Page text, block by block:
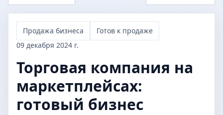
Продажа бизнеса
Готов к продаже
09 декабря 2024 г.
Торговая компания на
маркетплейсах:
готовый бизнес